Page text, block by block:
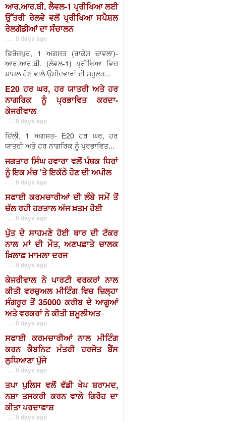
ਆਰ.ਆਰ.ਬੀ. ਲੈਵਲ-1 ਪ੍ਰੀਖਿਆ ਲਈ
ਉੱਤਰੀ ਰੇਲਵੇ ਵਲੋਂ ਪ੍ਰੀਖਿਆ ਸਪੈਸ਼ਲ
ਰੇਲਗੱਡੀਆਂ ਦਾ ਸੰਚਾਲਨ
. . . 9 days ago
ਫਿਰੋਜ਼ਪੁਰ, 1 ਅਗਸਤ (ਰਾਕੇਸ਼ ਚਾਵਲਾ)-
ਆਰ.ਆਰ.ਬੀ. (ਲੇਵਲ-1) ਪ੍ਰੀਖਿਆ ਵਿਚ
ਸ਼ਾਮਲ ਹੋਣ ਵਾਲੇ ਉਮੀਦਵਾਰਾਂ ਦੀ ਸਹੂਲਤ...
E20 ਹਰ ਘਰ, ਹਰ ਯਾਤਰੀ ਅਤੇ ਹਰ
ਨਾਗਰਿਕ ਨੂੰ ਪ੍ਰਭਾਵਿਤ ਕਰਦਾ-
ਕੇਜਰੀਵਾਲ
. . . 9 days ago
ਦਿੱਲੀ, 1 ਅਗਸਤ- E20 ਹਰ ਘਰ, ਹਰ
ਯਾਤਰੀ ਅਤੇ ਹਰ ਨਾਗਰਿਕ ਨੂੰ ਪ੍ਰਭਾਵਿਤ...
ਜਗਤਾਰ ਸਿੰਘ ਹਵਾਰਾ ਵਲੋਂ ਪੰਥਕ ਧਿਰਾਂ
ਨੂੰ ਇਕ ਮੰਚ 'ਤੇ ਇਕੱਠੇ ਹੋਣ ਦੀ ਅਪੀਲ
. . . 9 days ago
ਸਫਾਈ ਕਰਮਚਾਰੀਆਂ ਦੀ ਲੰਬੇ ਸਮੇਂ ਤੋਂ
ਚੱਲ ਰਹੀ ਹੜਤਾਲ ਅੱਜ ਖ਼ਤਮ ਹੋਈ
. . . 9 days ago
ਪੁੱਤ ਦੇ ਸਾਹਮਣੇ ਹੋਈ ਥਾਰ ਦੀ ਟੱਕਰ
ਨਾਲ ਮਾਂ ਦੀ ਮੌਤ, ਅਣਪਛਾਤੇ ਚਾਲਕ
ਖ਼ਿਲਾਫ਼ ਮਾਮਲਾ ਦਰਜ
. . . 9 days ago
ਕੇਜਰੀਵਾਲ ਨੇ ਪਾਰਟੀ ਵਰਕਰਾਂ ਨਾਲ
ਕੀਤੀ ਵਰਚੁਅਲ ਮੀਟਿੰਗ ਵਿਚ ਜ਼ਿਲ੍ਹਾ
ਸੰਗਰੂਰ ਤੋਂ 35000 ਕਰੀਬ ਦੇ ਆਗੂਆਂ
ਅਤੇ ਵਰਕਰਾਂ ਨੇ ਕੀਤੀ ਸ਼ਮੂਲੀਅਤ
. . . 9 days ago
ਸਫਾਈ ਕਰਮਚਾਰੀਆਂ ਨਾਲ ਮੀਟਿੰਗ
ਕਰਨ ਕੈਬਨਿਟ ਮੰਤਰੀ ਹਰਜੋਤ ਬੈਂਸ
ਲੁਧਿਆਣਾ ਪੁੱਜੇ
. . . 9 days ago
ਤਪਾ ਪੁਲਿਸ ਵਲੋਂ ਵੱਡੀ ਖੇਪ ਬਰਾਮਦ,
ਨਸ਼ਾ ਤਸਕਰੀ ਕਰਨ ਵਾਲੇ ਗਿਰੋਹ ਦਾ
ਕੀਤਾ ਪਰਦਾਫਾਸ਼
. . . 9 days ago